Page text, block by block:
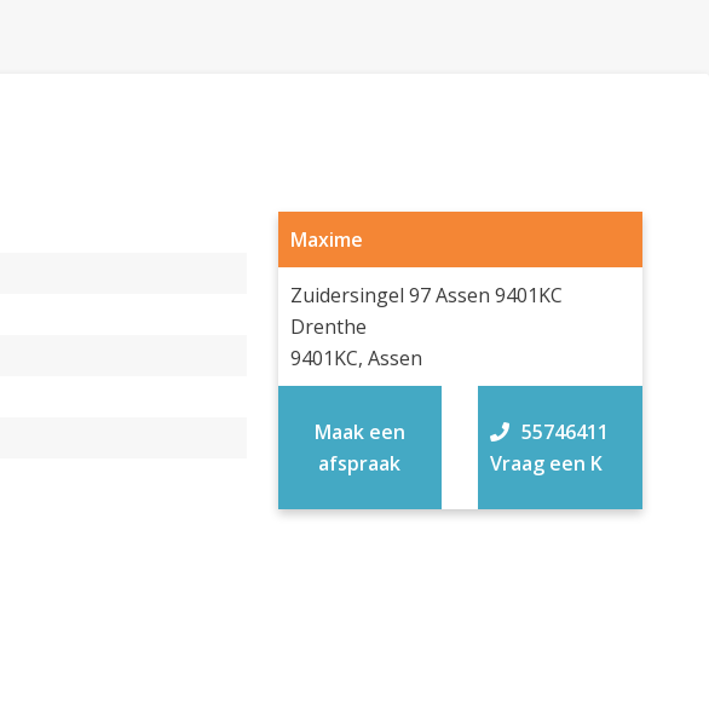
Maxime
Zuidersingel 97 Assen 9401KC
Drenthe
9401KC, Assen
55746411
Vraag een K
Maak een
afspraak